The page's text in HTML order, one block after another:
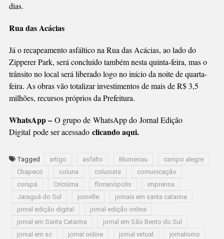
dias.
Rua das Acácias
Já o recapeamento asfáltico na Rua das Acácias, ao lado do
Zipperer Park, será concluído também nesta quinta-feira, mas o
trânsito no local será liberado logo no início da noite de quarta-
feira. As obras vão totalizar investimentos de mais de R$ 3,5
milhões, recursos próprios da Prefeitura.
WhatsApp – O grupo de WhatsApp do Jornal Edição
Digital pode ser acessado clicando aqui.
Tagged artigo asfalto Blumenau
campo alegre
Chapecó
coluna colunista
comunicação
corupá
Criciúma florianópolis
imprensa
Jaraguá do Sul
joinville
jornais em santa catarina
jornal edição digital
jornal edição online
jornal em Santa Catarina
jornal em São Bento do Sul
jornal em sc
jornal online jornal virtual
jornalismo